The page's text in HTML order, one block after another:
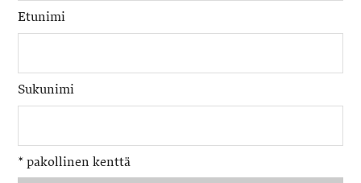
Etunimi
Sukunimi
* pakollinen kenttä